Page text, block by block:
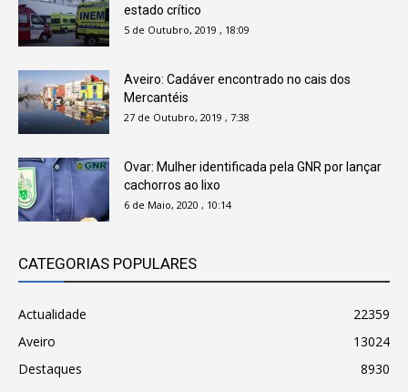
estado crítico
5 de Outubro, 2019 , 18:09
Aveiro: Cadáver encontrado no cais dos
Mercantéis
27 de Outubro, 2019 , 7:38
Ovar: Mulher identificada pela GNR por lançar
cachorros ao lixo
6 de Maio, 2020 , 10:14
CATEGORIAS POPULARES
Actualidade
22359
Aveiro
13024
Destaques
8930